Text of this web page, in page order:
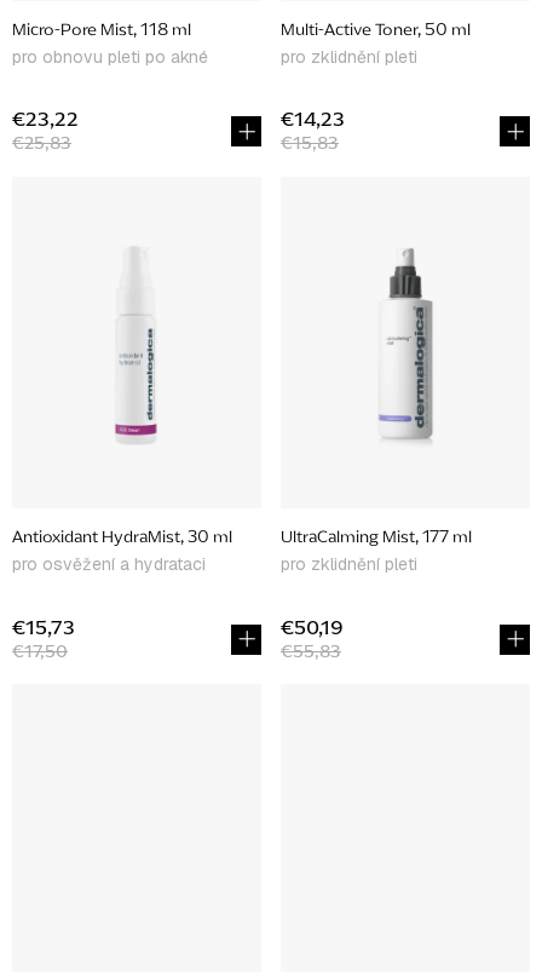
u
k
o
v
Micro-Pore Mist, 118 ml
pro obnovu pleti po akné
€25,83
€23,22
Multi-Active Toner, 50 ml
pro zklidnění pleti
€15,83
€14,23
Antioxidant HydraMist, 30 ml
pro osvěžení a hydrataci
€17,50
€15,73
UltraCalming Mist, 177 ml
pro zklidnění pleti
€55,83
€50,19